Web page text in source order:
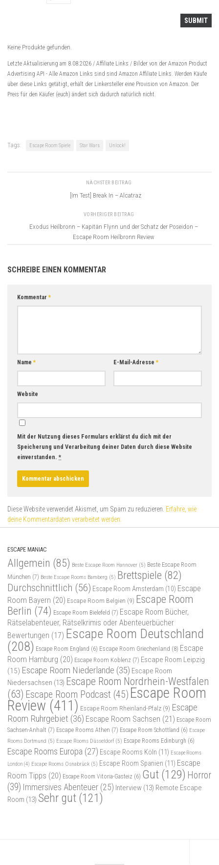
Keine Produkte gefunden.
Letzte Aktualisierung am 8.08.2026 / Affiliate Links / Bilder von der Amazon Product
Advertising API - Alle Amazon Links sind sind Amazon Affiliate Links. Werden Käufe
über diese Links getätigt, erhält der Linkersteller eine Provision von Amazon. Der
Preis für den Käufer (euch) ändert sich dadurch natürlich nicht.
Tags: Escape Room Spiele Star Wars Unlock!
NÄCHSTER BEITRAG
[Im Test] Break In – Alcatraz
VORHERIGER BEITRAG
Exodus Heilbronn – Kapitän Flynn und der Schatz der Poseidon –
Escape Room Heilbronn Review
SCHREIBE EINEN KOMMENTAR
Kommentar*
Name* E-Mail-Adresse*
Website
Mit der Nutzung dieses Formulars erklärst du dich mit der
Speicherung und Verarbeitung deiner Daten durch diese Website
einverstanden. *
Diese Website verwendet Akismet, um Spam zu reduzieren. Erfahre, wie
deine Kommentardaten verarbeitet werden.
ESCAPE MANIAC
Allgemein (85) Beste Escape Room Hannover (5) Beste Escape Room
München (7) Beste Escape Rooms Bamberg (5) Brettspiele (82)
Durchschnittlich (56) Escape Room Amsterdam (10) Escape
Room Bayern (20) Escape Room Belgien (9) Escape Room
Berlin (74) Escape Room Bielefeld (7) Escape Room Bücher,
Rätselabenteuer, Rätselkrimis oder Abenteuerbücher
Bewertungen (17) Escape Room Deutschland
(208) Escape Room England (6) Escape Room Griechenland (8) Escape
Room Hamburg (20) Escape Room Koblenz (7) Escape Room Leipzig
(15) Escape Room Niederlande (35) Escape Room
Niedersachsen (13) Escape Room Nordrhein-Westfalen
(63) Escape Room Podcast (45) Escape Room
Review (411) Escape Room Rheinland-Pfalz (9) Escape
Room Ruhrgebiet (36) Escape Room Sachsen (21) Escape Room
Sachsen-Anhalt (7) Escape Rooms Athen (7) Escape Room Schottland (6) Escape
Rooms Dortmund (5) Escape Rooms Düsseldorf (5) Escape Rooms Edinburgh (6)
Escape Rooms Europa (27) Escape Rooms Köln (11) Escape Rooms
London (4) Escape Rooms Osnabrück (5) Escape Room Spanien (11) Escape
Room Tipps (20) Escape Room Vitoria-Gasteiz (6) Gut (129) Horror
(39) Immersives Abenteuer (25) Interview (13) Remote Escape
Room (13) Sehr gut (121)